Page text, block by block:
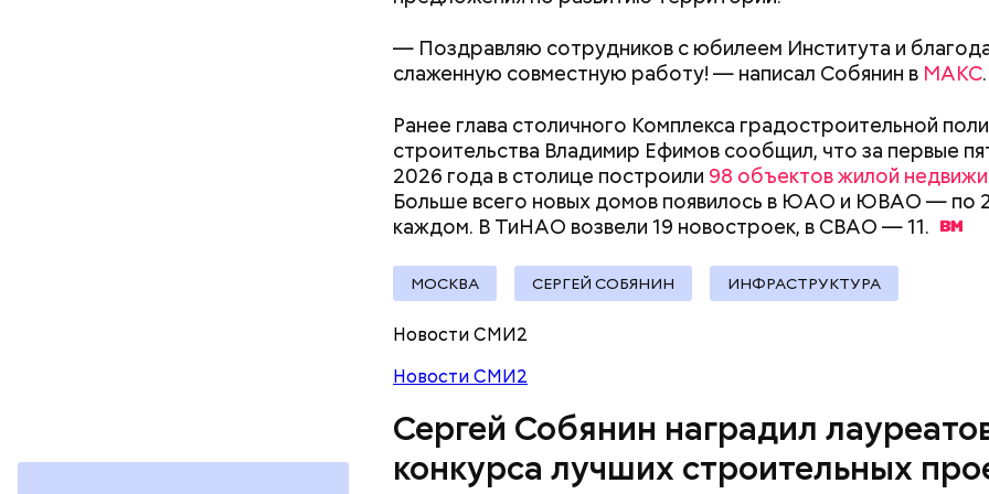
— Поздравляю сотрудников с юбилеем Института и
слаженную совместную работу! — написал Собянин в МАКС.
Ранее глава столичного Комплекса градостроительной
строительства Владимир Ефимов сообщил, что за первые
2026 года в столице построили 98 объектов жилой
Больше всего новых домов появилось в ЮАО и ЮВАО — по
каждом. В ТиНАО возвели 19 новостроек, в СВАО —11.
МОСКВА СЕРГЕЙ СОБЯНИН ИНФРАСТРУКТУРА
Новости СМИ2
Новости СМИ2
Сергей Собянин наградил
конкурса лучших строительных
is
modal
window.
The media could not be loaded, either because the server or network failed or
format is not supported.
Строительство образовательного комплекса на 1050
стартовало в Молжаниновском районе.Новая школа
2-й улице Новоселки в составе жилого комплекса, там